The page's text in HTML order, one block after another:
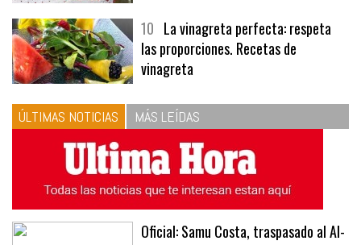
10 La vinagreta perfecta: respeta
las proporciones. Recetas de
vinagreta
ÚLTIMAS NOTICIAS MÁS LEÍDAS
Oficial: Samu Costa, traspasado al Al-